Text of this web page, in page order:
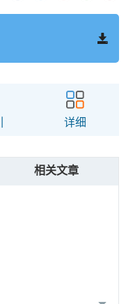
详细
相关文章